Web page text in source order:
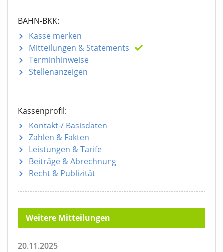
BAHN-BKK:
Kasse merken
Mitteilungen & Statements
Terminhinweise
Stellenanzeigen
Kassenprofil:
Kontakt-/ Basisdaten
Zahlen & Fakten
Leistungen & Tarife
Beiträge & Abrechnung
Recht & Publizität
Weitere Mitteilungen
20.11.2025